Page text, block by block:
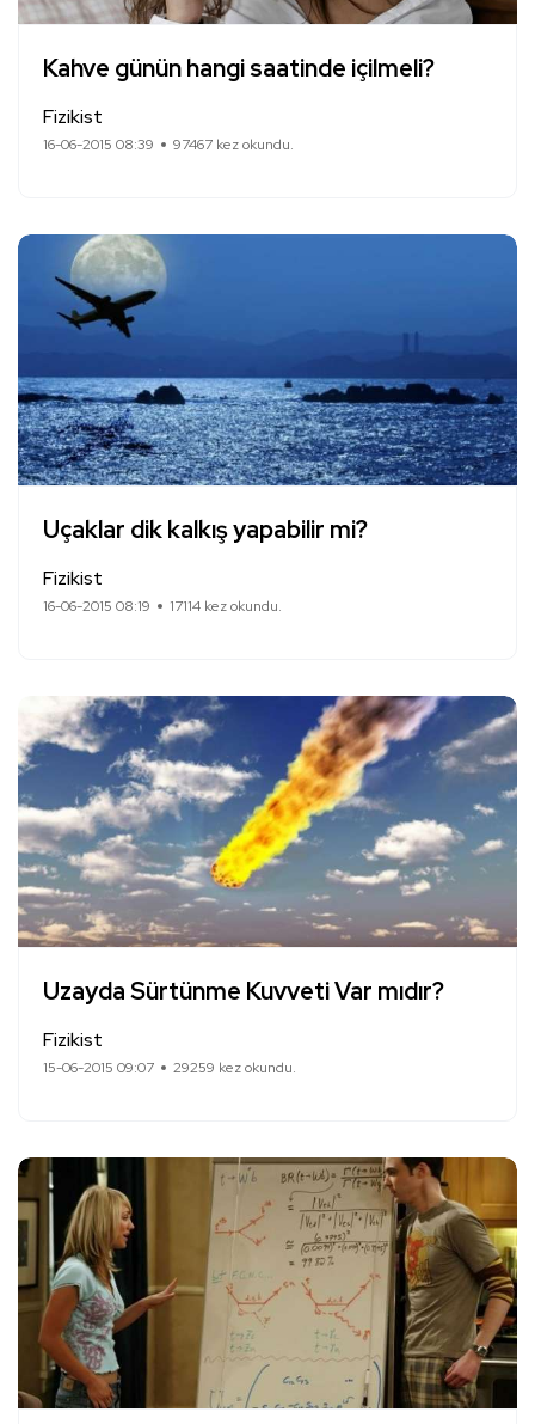
Kahve günün hangi saatinde içilmeli?
Fizikist
16-06-2015 08:39 97467 kez okundu.
Uçaklar dik kalkış yapabilir mi?
Fizikist
16-06-2015 08:19 17114 kez okundu.
Uzayda Sürtünme Kuvveti Var mıdır?
Fizikist
15-06-2015 09:07 29259 kez okundu.